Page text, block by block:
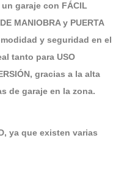
garaje con FÁCIL
MANIOBRA y PUERTA
y seguridad en el
tanto para USO
gracias a la alta
de garaje en la zona.
ya que existen varias